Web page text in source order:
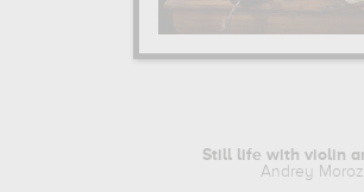
Still life with violin
Andrey